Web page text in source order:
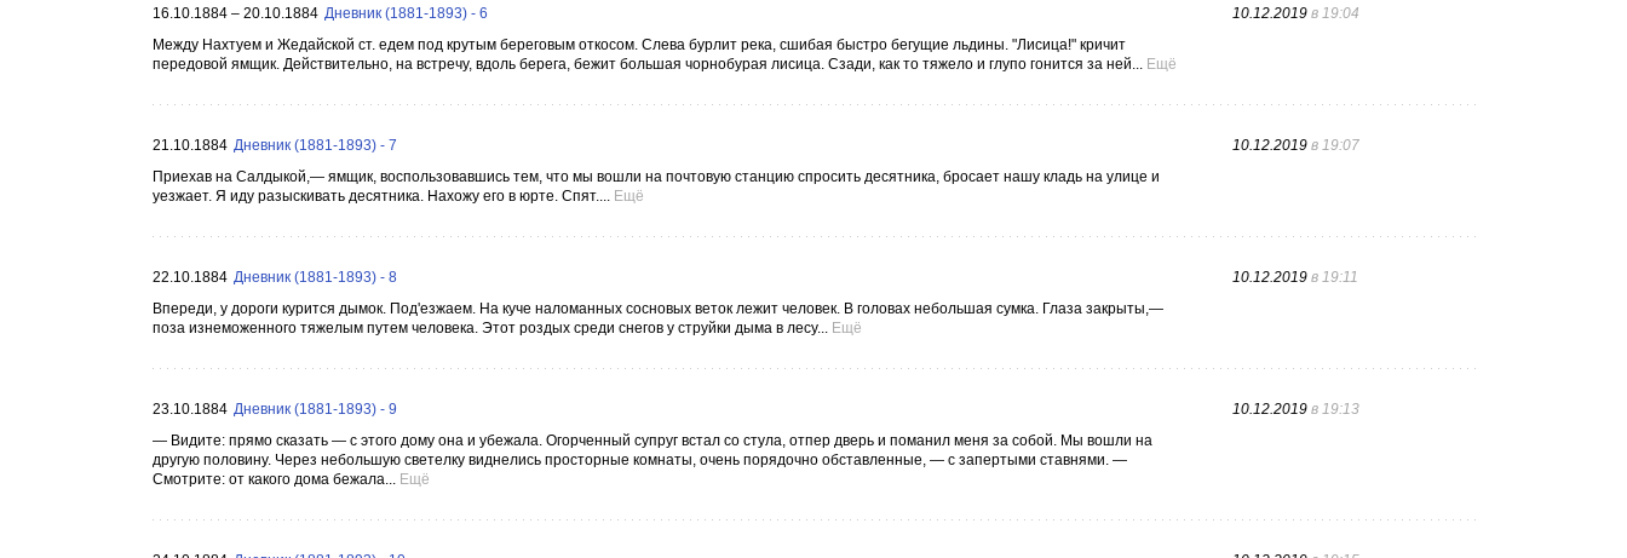
16.10.1884 – 20.10.1884 Дневник (1881-1893) - 6
Между Нахтуем и Жедайской ст. едем под крутым береговым откосом. Слева бурлит река, сшибая быстро бегущие льдины. "Лисица!" кричит
передовой ямщик. Действительно, на встречу, вдоль берега, бежит большая чорнобурая лисица. Сзади, как то тяжело и глупо гонится за ней... Ещё
10.12.2019 в 19:04
21.10.1884 Дневник (1881-1893) - 7
Приехав на Салдыкой,— ямщик, воспользовавшись тем, что мы вошли на почтовую станцию спросить десятника, бросает нашу кладь на улице и
уезжает. Я иду разыскивать десятника. Нахожу его в юрте. Спят.... Ещё
10.12.2019 в 19:07
22.10.1884 Дневник (1881-1893) - 8
Впереди, у дороги курится дымок. Под'езжаем. На куче наломанных сосновых веток лежит человек. В головах небольшая сумка. Глаза закрыты,—
поза изнеможенного тяжелым путем человека. Этот роздых среди снегов у струйки дыма в лесу... Ещё
10.12.2019 в 19:11
23.10.1884 Дневник (1881-1893) - 9
— Видите: прямо сказать — с этого дому она и убежала. Огорченный супруг встал со стула, отпер дверь и поманил меня за собой. Мы вошли на
другую половину. Через небольшую светелку виднелись просторные комнаты, очень порядочно обставленные, — с запертыми ставнями. —
Смотрите: от какого дома бежала... Ещё
10.12.2019 в 19:13